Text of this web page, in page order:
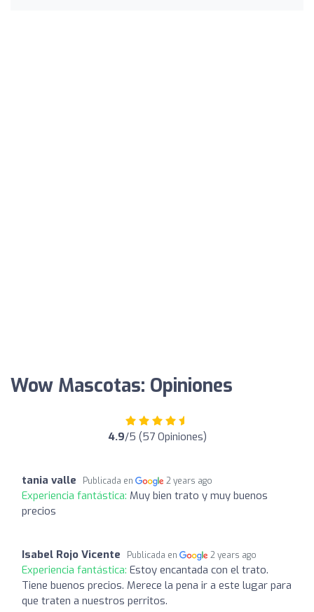
Wow Mascotas: Opiniones
4.9/5 (57 Opiniones)
tania valle Publicada en 2 years ago
Experiencia fantástica: Muy bien trato y muy buenos
precios
Isabel Rojo Vicente Publicada en 2 years ago
Experiencia fantástica: Estoy encantada con el trato.
Tiene buenos precios. Merece la pena ir a este lugar para
que traten a nuestros perritos.